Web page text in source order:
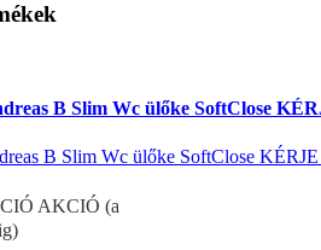
B Slim Wc ülőke SoftClose
B Slim Wc ülőke SoftClose
AKCIÓ (a